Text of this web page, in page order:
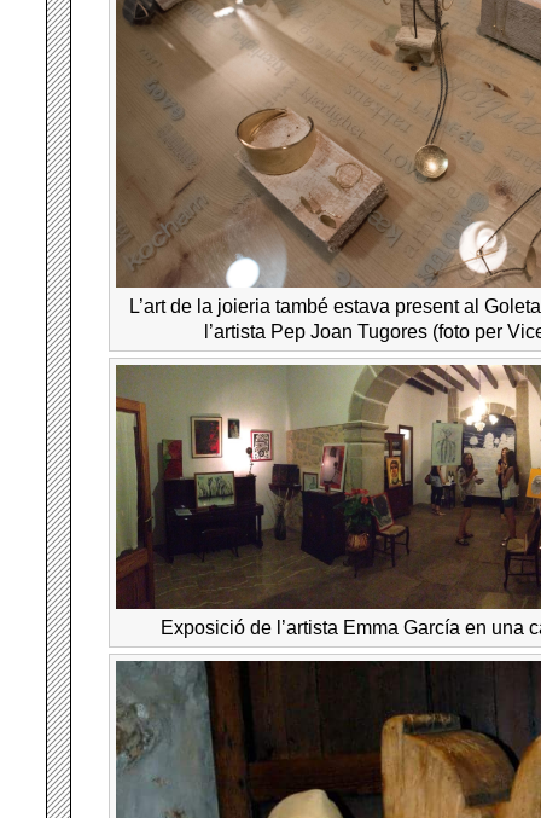
L’art de la joieria també estava present al
l’artista Pep Joan Tugores (foto per
Exposició de l’artista Emma García en una